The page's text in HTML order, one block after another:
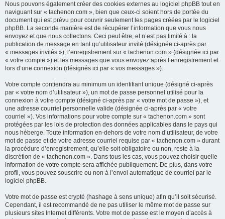
Nous pouvons également créer des cookies externes au logiciel phpBB tout en
naviguant sur « tachenon.com », bien que ceux-ci soient hors de portée du
document qui est prévu pour couvrir seulement les pages créées par le logiciel
phpBB. La seconde manière est de récupérer l’information que vous nous
envoyez et que nous collectons. Ceci peut être, et n’est pas limité à : la
publication de message en tant qu’utilisateur invité (désignée ci-après par
« messages invités »), l’enregistrement sur « tachenon.com » (désignée ici par
« votre compte ») et les messages que vous envoyez après l’enregistrement et
lors d’une connexion (désignés ici par « vos messages »).
Votre compte contiendra au minimum un identifiant unique (désigné ci-après
par « votre nom d’utilisateur »), un mot de passe personnel utilisé pour la
connexion à votre compte (désigné ci-après par « votre mot de passe »), et
une adresse courriel personnelle valide (désignée ci-après par « votre
courriel »). Vos informations pour votre compte sur « tachenon.com » sont
protégées par les lois de protection des données applicables dans le pays qui
nous héberge. Toute information en-dehors de votre nom d’utilisateur, de votre
mot de passe et de votre adresse courriel requise par « tachenon.com » durant
la procédure d’enregistrement, qu’elle soit obligatoire ou non, reste à la
discrétion de « tachenon.com ». Dans tous les cas, vous pouvez choisir quelle
information de votre compte sera affichée publiquement. De plus, dans votre
profil, vous pouvez souscrire ou non à l’envoi automatique de courriel par le
logiciel phpBB.
Votre mot de passe est crypté (hashage à sens unique) afin qu’il soit sécurisé.
Cependant, il est recommandé de ne pas utiliser le même mot de passe sur
plusieurs sites Internet différents. Votre mot de passe est le moyen d’accès à